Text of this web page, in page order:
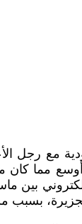
مع رجل
مما كان
إلكتروني
بسبب